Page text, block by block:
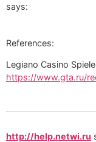
says:
References:
Legiano Casino Spiele
https://www.gta.ru/
http://help.netwi.ru